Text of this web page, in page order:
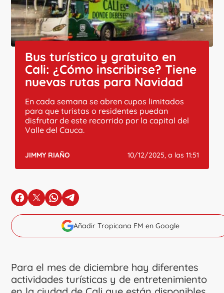
Bus turístico y gratuito en
Cali: ¿Cómo inscribirse? Tiene
nuevas rutas para Navidad
En cada semana se abren cupos limitados
para que turistas o residentes puedan
disfrutar de este recorrido por la capital del
Valle del Cauca.
JIMMY RIAÑO 10/12/2025, a las 11:51
en Facebook
en Xen Whatsapp
en Telegram
Añadir Tropicana FM en Google
Para el mes de diciembre hay diferentes
actividades turísticas y de entretenimiento